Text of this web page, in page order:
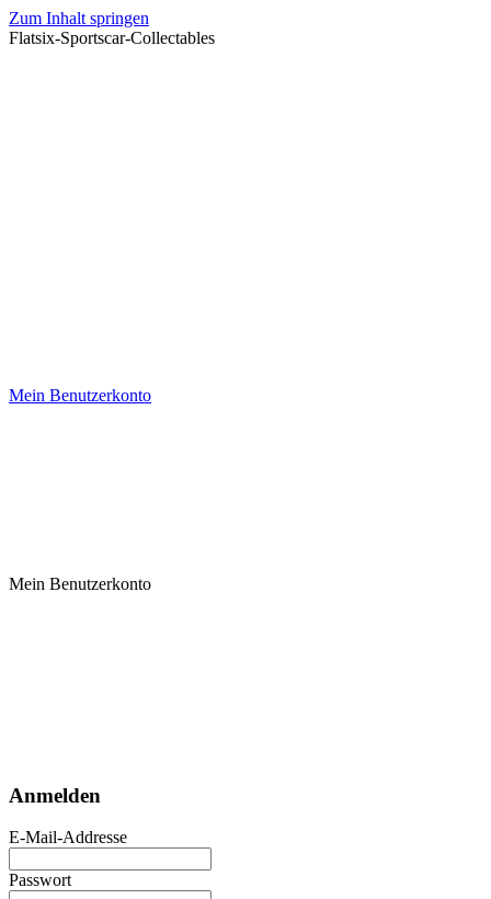
Zum Inhalt springen
Flatsix-Sportscar-Collectables
Mein Benutzerkonto
Mein Benutzerkonto
Anmelden
E-Mail-Addresse
Passwort